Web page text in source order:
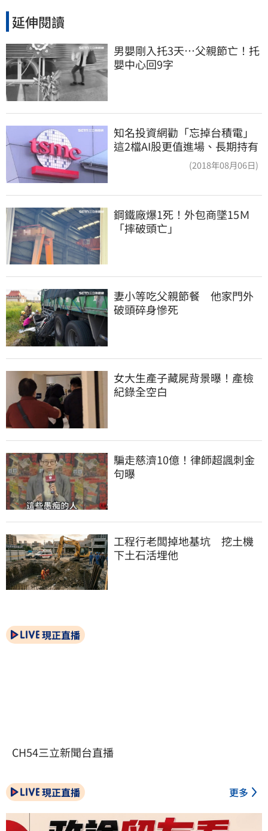
延伸閱讀
男嬰剛入托3天…父親節亡！托
嬰中心回9字
知名投資網勸「忘掉台積電」
這2檔AI股更值進場、長期持有
(2018年08月06日)
鋼鐵廠爆1死！外包商墜15Ｍ
「摔破頭亡」
妻小等吃父親節餐　他家門外
破頭碎身慘死
女大生產子藏屍背景曝！產檢
紀錄全空白
騙走慈濟10億！律師超諷刺金
句曝
工程行老闆掉地基坑　挖土機
下土石活埋他
現正直播
CH54三立新聞台直播
現正直播 更多